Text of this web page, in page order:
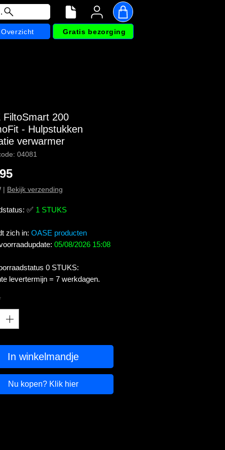
Overzicht Gratis bezorging
FiltoSmart 200
- Hulpstukken
verwarmer
04081
Prijs
| Bekijk verzending
✅ 1 STUKS
zich in: OASE producten
05/08/2026 15:08
0 STUKS:
levertermijn = 7 werkdagen.
In winkelmandje
Nu kopen? Klik hier